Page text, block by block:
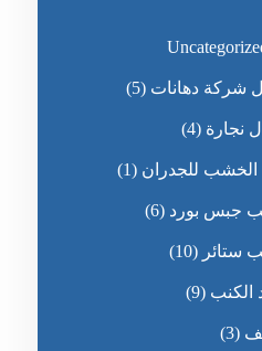
شركة دهانات (5)
نجارة (4)
الخشب للجدران (1)
جبس بورد (6)
ستائر (10)
الكنب (9)
(3)